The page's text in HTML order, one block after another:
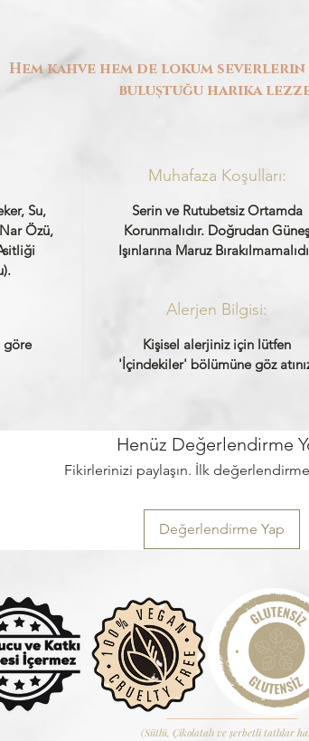
Hem kahve hem de lokum
buluştuğu harika
Su,
Özü,
Muhafaza Koşulları:
Serin ve Rutubetsiz Ortamda
Korunmalıdır. Doğrudan Güneş
Işınlarına Maruz
göre
Alerjen Bilgisi:
Kişisel alerjiniz için lütfen
'İçindekiler' bölümüne göz
Henüz Değerlendirme
Fikirlerinizi paylaşın. İlk
Değerlendirme Yap
(Sütlü, Çikolatalı ve şerbetli tatlılar